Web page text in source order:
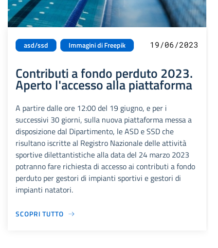
asd/ssd Immagini di Freepik 19/06/2023
Contributi a fondo perduto 2023.
Aperto l'accesso alla piattaforma
A partire dalle ore 12:00 del 19 giugno, e per i
successivi 30 giorni, sulla nuova piattaforma messa a
disposizione dal Dipartimento, le ASD e SSD che
risultano iscritte al Registro Nazionale delle attività
sportive dilettantistiche alla data del 24 marzo 2023
potranno fare richiesta di accesso ai contributi a fondo
perduto per gestori di impianti sportivi e gestori di
impianti natatori.
SCOPRI TUTTO